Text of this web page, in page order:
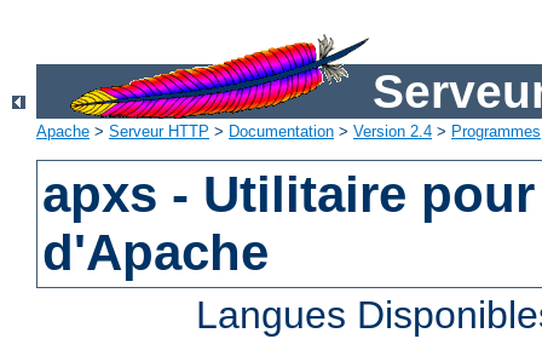
Apache > Serveur HTTP > Documentation > Version 2.4 > Programmes
apxs - Utilitaire
d'Apache
Langues